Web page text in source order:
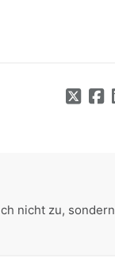
nicht zu, sondern